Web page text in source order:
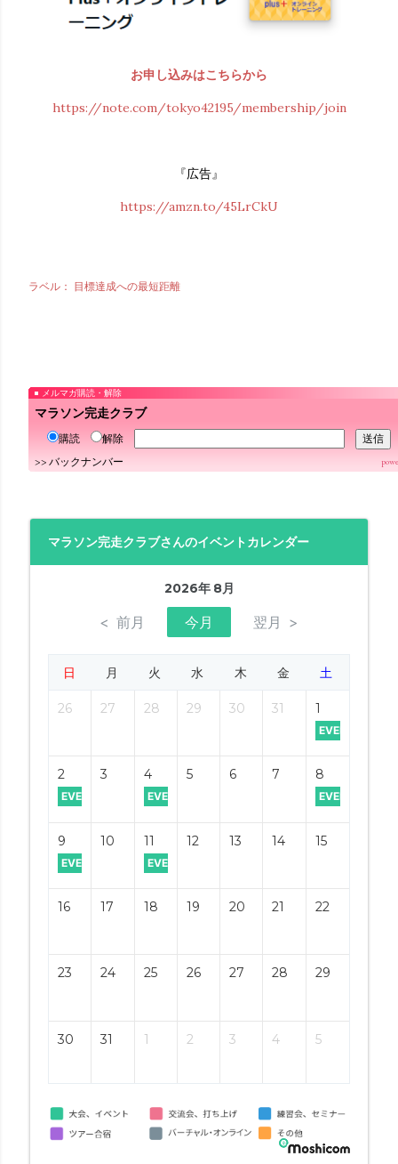
お申し込みはこちらから
https://note.com/tokyo42195/membership/join
『広告』
https://amzn.to/45LrCkU
ラベル： 目標達成への最短距離
メルマガ購読・解除
マラソン完走クラブ
購読
解除
>>バックナンバー